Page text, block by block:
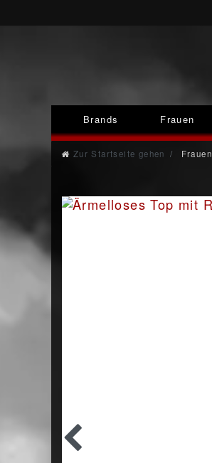
Brands Frauen
Zur Startseite gehen Frauen